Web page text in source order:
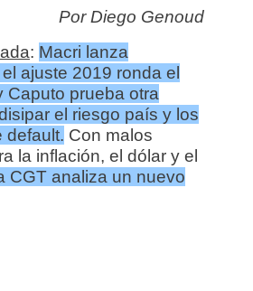
Por Diego Genoud
: Macri lanza
ajuste 2019 ronda el
Caputo prueba otra
el riesgo país y los
default. Con malos
la inflación, el dólar y el
CGT analiza un nuevo